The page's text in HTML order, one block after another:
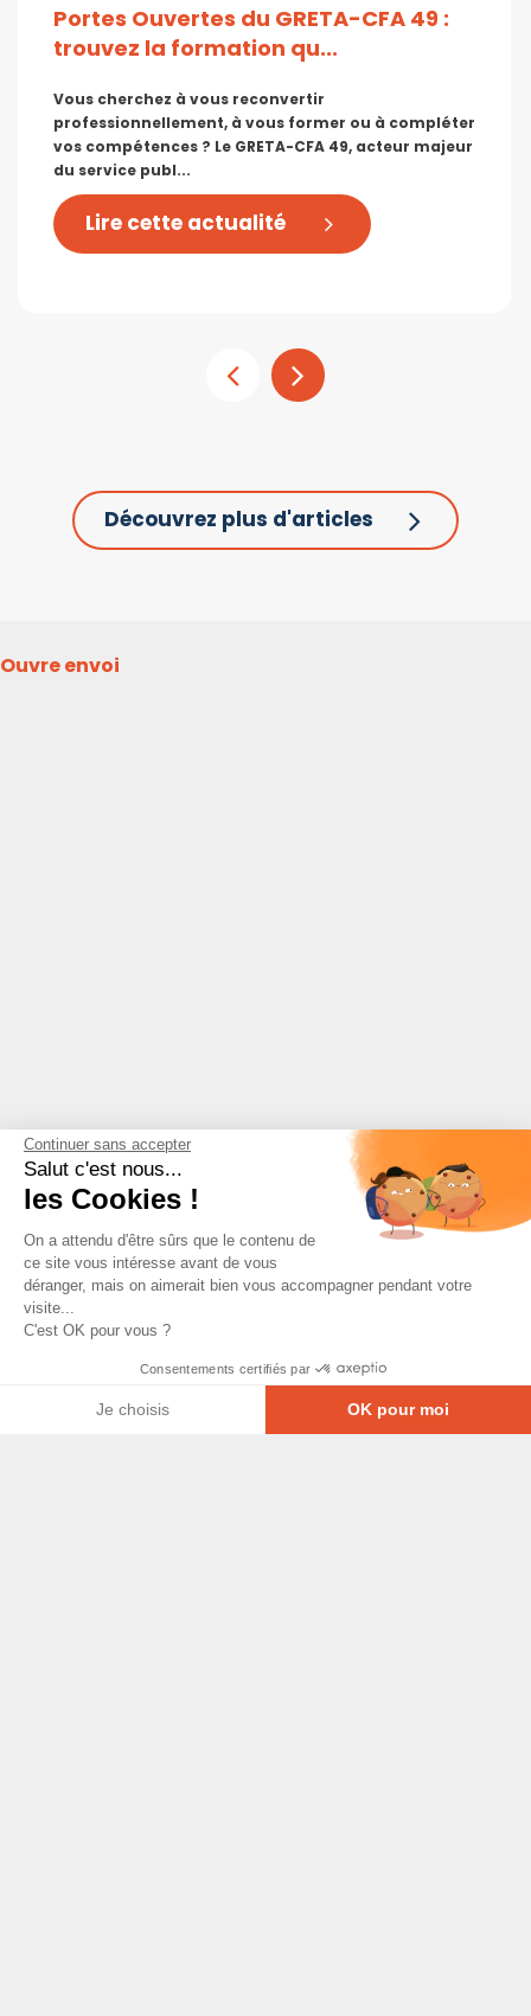
Portes Ouvertes du GRETA-CFA 49 :
trouvez la formation qu...
Vous cherchez à vous reconvertir
professionnellement, à vous former ou à compléter
vos compétences ? Le GRETA-CFA 49, acteur majeur
du service publ...
Lire cette actualité
Découvrez plus d'articles
Ouvre envoi
Continuer sans accepter
Salut c'est nous...
les Cookies !
On a attendu d'être sûrs que le contenu de
ce site vous intéresse avant de vous
déranger, mais on aimerait bien vous accompagner pendant votre
visite...
C'est OK pour vous ?
Consentements certifiés par
Je choisis OK pour moi